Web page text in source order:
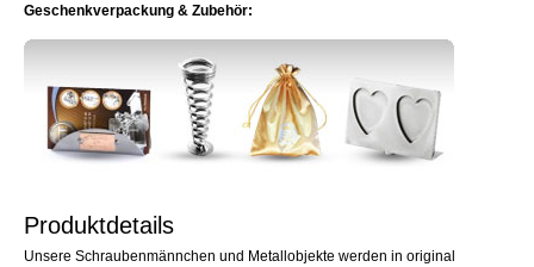
Geschenkverpackung & Zubehör:
Produktdetails
Unsere Schraubenmännchen und Metallobjekte werden in original